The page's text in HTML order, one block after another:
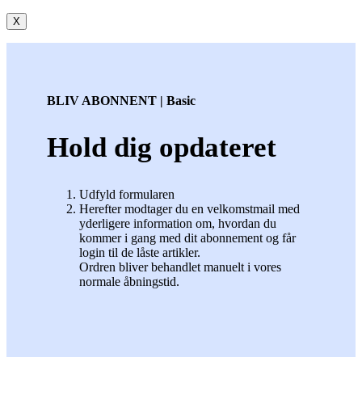
X
BLIV ABONNENT | Basic
Hold dig opdateret
Udfyld formularen
Herefter modtager du en velkomstmail med
yderligere information om, hvordan du
kommer i gang med dit abonnement og får
login til de låste artikler.
Ordren bliver behandlet manuelt i vores
normale åbningstid.